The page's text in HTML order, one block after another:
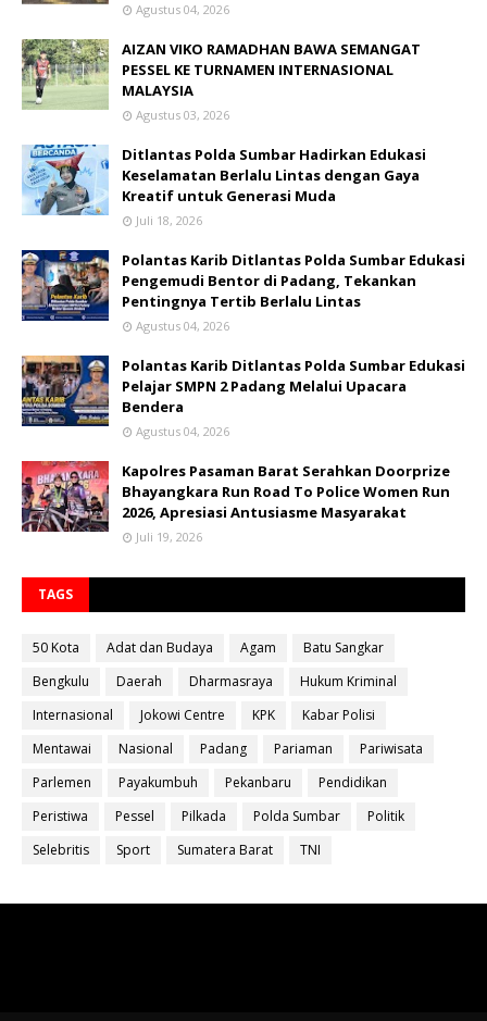
Agustus 04, 2026
AIZAN VIKO RAMADHAN BAWA SEMANGAT
PESSEL KE TURNAMEN INTERNASIONAL
MALAYSIA
Agustus 03, 2026
Ditlantas Polda Sumbar Hadirkan Edukasi
Keselamatan Berlalu Lintas dengan Gaya
Kreatif untuk Generasi Muda
Juli 18, 2026
Polantas Karib Ditlantas Polda Sumbar Edukasi
Pengemudi Bentor di Padang, Tekankan
Pentingnya Tertib Berlalu Lintas
Agustus 04, 2026
Polantas Karib Ditlantas Polda Sumbar Edukasi
Pelajar SMPN 2 Padang Melalui Upacara
Bendera
Agustus 04, 2026
Kapolres Pasaman Barat Serahkan Doorprize
Bhayangkara Run Road To Police Women Run
2026, Apresiasi Antusiasme Masyarakat
Juli 19, 2026
TAGS
50 Kota Adat dan Budaya Agam
Batu Sangkar
Bengkulu
Daerah Dharmasraya
Hukum Kriminal
Internasional
Jokowi Centre KPK
Kabar Polisi
Mentawai
Nasional Padang Pariaman
Pariwisata
Parlemen
Payakumbuh Pekanbaru
Pendidikan
Peristiwa
Pessel Pilkada Polda Sumbar
Politik
Selebritis
Sport Sumatera Barat TNI